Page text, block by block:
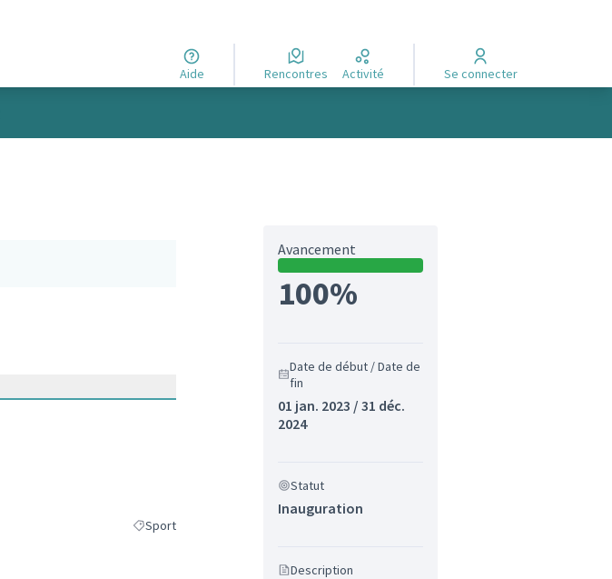
Aide Rencontres Activité Se connecter
Filtrer les résultats de la catégorie : Sport
Sport
Avancement
100%
Date de début / Date de
fin
01 jan. 2023 / 31 déc.
2024
Statut
Inauguration
Description